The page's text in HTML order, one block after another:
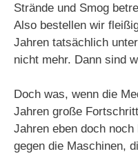
Strände und Smog
Also bestellen wir
Jahren tatsächlich
nicht mehr. Dann sind
Doch was, wenn die
Jahren große
Jahren eben doch
gegen die Maschinen,